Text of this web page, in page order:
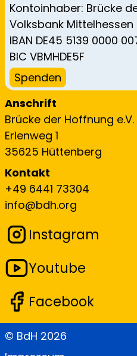
Kontoinhaber: Brücke
Volksbank Mittelhessen
IBAN DE45 5139 0000
BIC VBMHDE5F
Spenden
Anschrift
Brücke der Hoffnung e.V.
Erlenweg 1
35625 Hüttenberg
Kontakt
+49 6441 73304
info@bdh.org
Instagram
Youtube
Facebook
© BdH 2026